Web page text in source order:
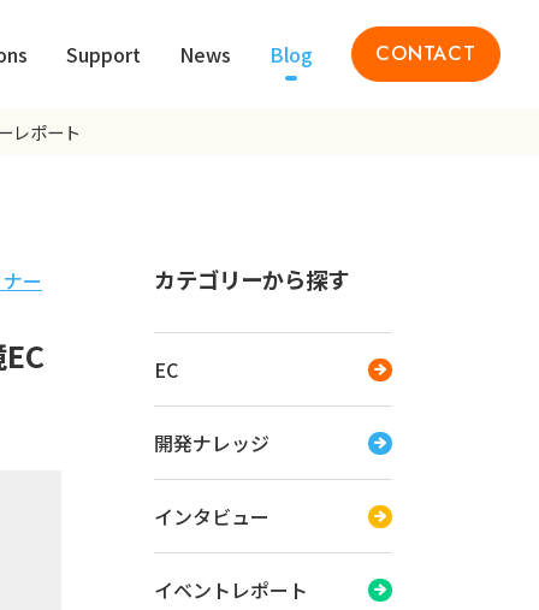
Support News Blog CONTACT
レポート
カテゴリーから探す
EC
開発ナレッジ
インタビュー
イベントレポート
ー